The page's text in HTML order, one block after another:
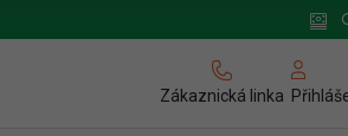
podnikatele
Zákaznická linka